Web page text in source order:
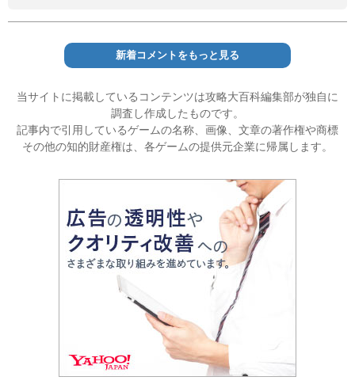
新着コメントをもっと見る
当サイトに掲載しているコンテンツは攻略大百科編集部が独自に
調査し作成したものです。
記事内で引用しているゲームの名称、画像、文章の著作権や商標
その他の知的財産権は、各ゲームの提供元企業に帰属します。